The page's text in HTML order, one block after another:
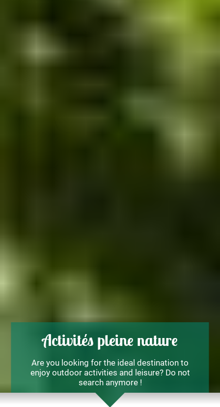
Activités pleine nature
Are you looking for the ideal destination to
enjoy outdoor activities and leisure? Do not
search anymore !